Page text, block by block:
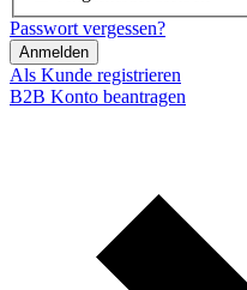
Passwort vergessen?
Anmelden
Als Kunde registrieren
B2B Konto beantragen